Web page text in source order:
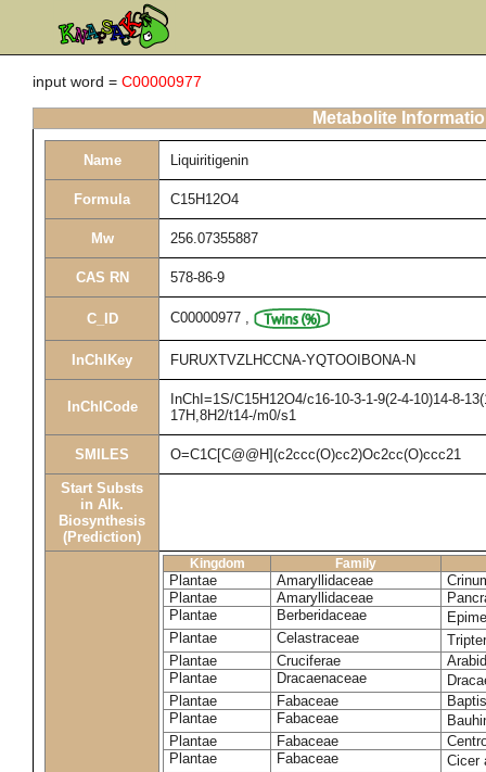
input word = C00000977
Metabolite
Name Liquiritigenin
Formula C15H12O4
Mw 256.07355887
CAS RN 578-86-9
C_ID C00000977 ,
InChIKey FURUXTVZLHCCNA-YQTOOIBONA-N
InChICode
InChI=1S/C15H12O4/c16-10-3-1-9(2-4-10)14-8-
17H,8H2/t14-/m0/s1
SMILES O=C1C[C@@H](c2ccc(O)cc2)Oc2cc(O)ccc21
Start Substs
in Alk.
Biosynthesis
(Prediction)
Kingdom Family
Plantae Amaryllidaceae
Plantae
Amaryllidaceae
Plantae
Berberidaceae
Plantae
Celastraceae
Plantae
Cruciferae
Plantae
Dracaenaceae
Plantae
Fabaceae
Plantae
Fabaceae
Plantae
Fabaceae
Plantae
Fabaceae
Cicer